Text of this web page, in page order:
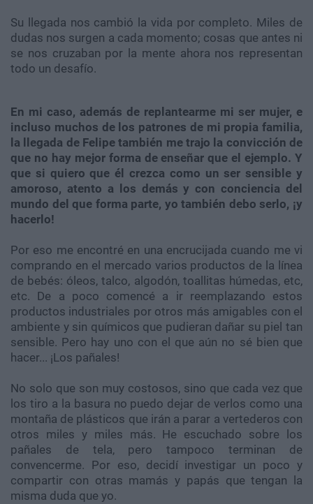
Su llegada nos cambió la vida por completo. Miles de
dudas nos surgen a cada momento; cosas que antes ni
se nos cruzaban por la mente ahora nos representan
todo un desafío.
En mi caso, además de replantearme mi ser mujer, e
incluso muchos de los patrones de mi propia familia,
la llegada de Felipe también me trajo la convicción de
que no hay mejor forma de enseñar que el ejemplo. Y
que si quiero que él crezca como un ser sensible y
amoroso, atento a los demás y con conciencia del
mundo del que forma parte, yo también debo serlo, ¡y
hacerlo!
Por eso me encontré en una encrucijada cuando me vi
comprando en el mercado varios productos de la línea
de bebés: óleos, talco, algodón, toallitas húmedas, etc,
etc. De a poco comencé a ir reemplazando estos
productos industriales por otros más amigables con el
ambiente y sin químicos que pudieran dañar su piel tan
sensible. Pero hay uno con el que aún no sé bien que
hacer... ¡Los pañales!
No solo que son muy costosos, sino que cada vez que
los tiro a la basura no puedo dejar de verlos como una
montaña de plásticos que irán a parar a vertederos con
otros miles y miles más. He escuchado sobre los
pañales de tela, pero tampoco terminan de
convencerme. Por eso, decidí investigar un poco y
compartir con otras mamás y papás que tengan la
misma duda que yo.